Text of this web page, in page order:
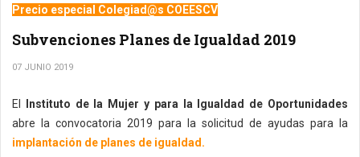
Precio especial Colegiad@s COEESCV
Subvenciones Planes de Igualdad 2019
07 JUNIO 2019
El
Instituto de la Mujer y para la Igualdad de Oportunidades
abre la convocatoria 2019 para la solicitud de ayudas para la
implantación de planes de igualdad.